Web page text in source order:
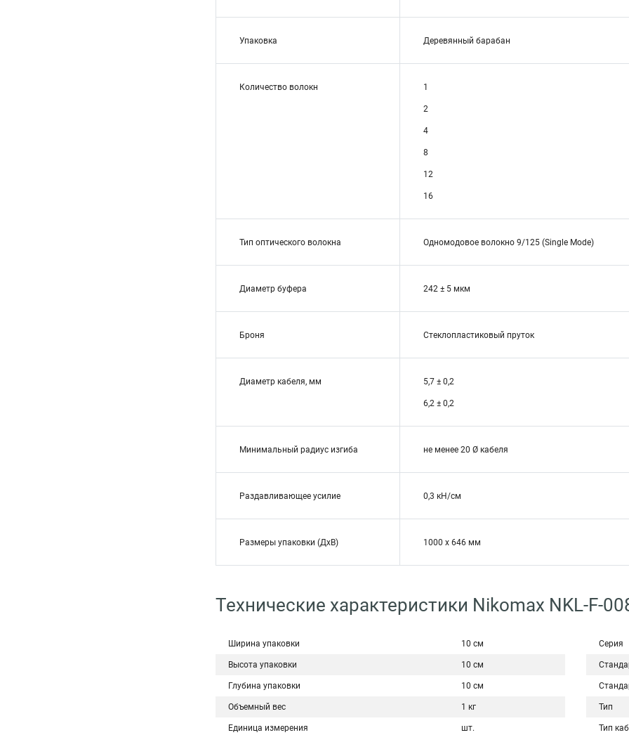
Упаковка Деревянный барабан
Количество волокн 1
2
4
8
12
16
Тип оптического волокна Одномодовое волокно 9/125 (Single Mode)
Диаметр буфера 242 ± 5 мкм
Броня Стеклопластиковый пруток
Диаметр кабеля, мм 5,7 ± 0,2
6,2 ± 0,2
Минимальный радиус изгиба не менее 20 Ø кабеля
Раздавливающее усилие 0,3 кН/см
Размеры упаковки (ДхВ) 1000 х 646 мм
Технические характеристики Nikomax NKL-F-
Ширина упаковки 10 см
Высота упаковки 10 см
Глубина упаковки 10 см
Объемный вес 1 кг
Единица измерения шт.
Серия
Тип
Тип